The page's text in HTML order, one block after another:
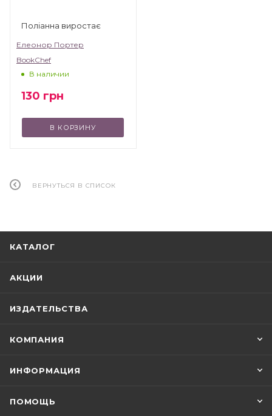
Поліанна виростає
Елеонор Портер
BookChef
В наличии
130 грн
В КОРЗИНУ
ВЕРНУТЬСЯ В СПИСОК
КАТАЛОГ
АКЦИИ
ИЗДАТЕЛЬСТВА
КОМПАНИЯ
ИНФОРМАЦИЯ
ПОМОЩЬ